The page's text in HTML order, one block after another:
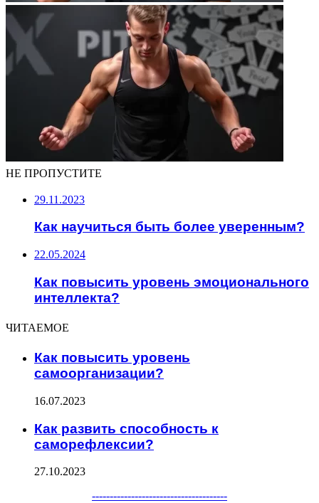
НЕ ПРОПУСТИТЕ
29.11.2023
Как научиться быть более уверенным?
22.05.2024
Как повысить уровень эмоционального
интеллекта?
ЧИТАЕМОЕ
Как повысить уровень
самоорганизации?
16.07.2023
Как развить способность к
саморефлексии?
27.10.2023
--------------------------------------